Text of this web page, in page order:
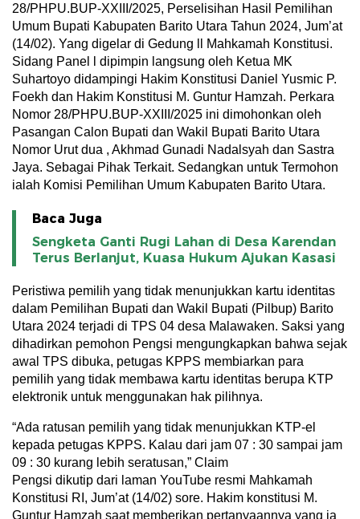
28/PHPU.BUP-XXIII/2025, Perselisihan Hasil Pemilihan
Umum Bupati Kabupaten Barito Utara Tahun 2024, Jum’at
(14/02). Yang digelar di Gedung ll Mahkamah Konstitusi.
Sidang Panel l dipimpin langsung oleh Ketua MK
Suhartoyo didampingi Hakim Konstitusi Daniel Yusmic P.
Foekh dan Hakim Konstitusi M. Guntur Hamzah. Perkara
Nomor 28/PHPU.BUP-XXIII/2025 ini dimohonkan oleh
Pasangan Calon Bupati dan Wakil Bupati Barito Utara
Nomor Urut dua , Akhmad Gunadi Nadalsyah dan Sastra
Jaya. Sebagai Pihak Terkait. Sedangkan untuk Termohon
ialah Komisi Pemilihan Umum Kabupaten Barito Utara.
Baca Juga
Sengketa Ganti Rugi Lahan di Desa Karendan
Terus Berlanjut, Kuasa Hukum Ajukan Kasasi
Peristiwa pemilih yang tidak menunjukkan kartu identitas
dalam Pemilihan Bupati dan Wakil Bupati (Pilbup) Barito
Utara 2024 terjadi di TPS 04 desa Malawaken. Saksi yang
dihadirkan pemohon Pengsi mengungkapkan bahwa sejak
awal TPS dibuka, petugas KPPS membiarkan para
pemilih yang tidak membawa kartu identitas berupa KTP
elektronik untuk menggunakan hak pilihnya.
“Ada ratusan pemilih yang tidak menunjukkan KTP-el
kepada petugas KPPS. Kalau dari jam 07 : 30 sampai jam
09 : 30 kurang lebih seratusan,” Claim
Pengsi dikutip dari laman YouTube resmi Mahkamah
Konstitusi RI, Jum’at (14/02) sore. Hakim konstitusi M.
Guntur Hamzah saat memberikan pertanyaannya yang ia